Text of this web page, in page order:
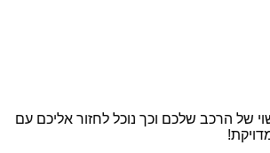
של הרכב שלכם וכך נוכל לחזור אליכם עם